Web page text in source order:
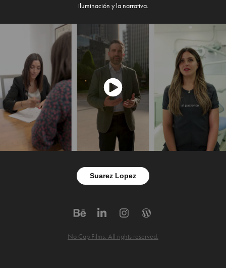
iluminación y la narrativa.
Suarez Lopez
No Cap Films. All rights reserved.